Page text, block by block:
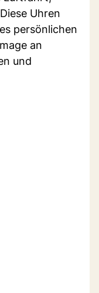
Uhren
persönlichen
an
und